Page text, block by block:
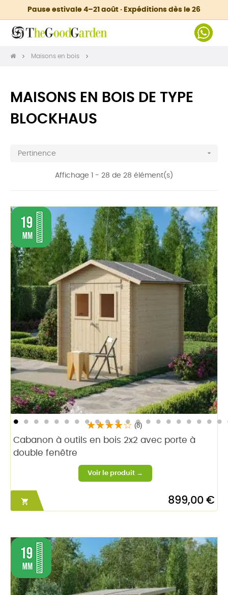
Pause estivale 4–21 août · Expéditions dès le 26
Maisons en bois
MAISONS EN BOIS DE TYPE
BLOCKHAUS
Pertinence 
Affichage 1 - 28 de 28 élément(s)
(8)
Cabanon à outils en bois 2x2 avec porte à
double fenêtre
 899,00 €